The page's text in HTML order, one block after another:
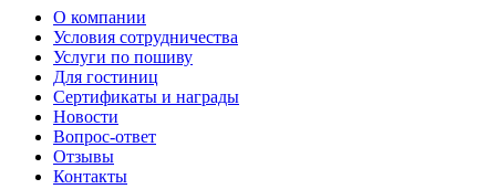
О компании
Условия сотрудничества
Услуги по пошиву
Для гостиниц
Сертификаты и награды
Новости
Вопрос-ответ
Отзывы
Контакты